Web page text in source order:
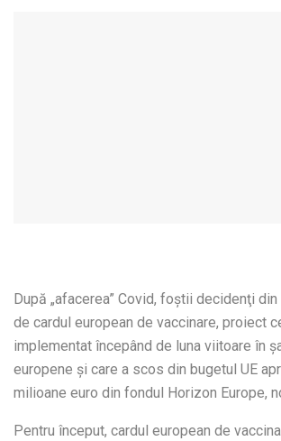
După „afacerea” Covid, foştii decidenţi
de cardul european de vaccinare, proiect
implementat începând de luna viitoare în
europene și care a scos din bugetul UE
milioane euro din fondul Horizon Europe,
Pentru început, cardul european de